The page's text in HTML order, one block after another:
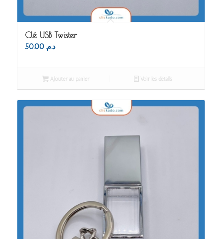
Clé USB Twister
د.م. 50.00
Ajouter au panier Voir les détails